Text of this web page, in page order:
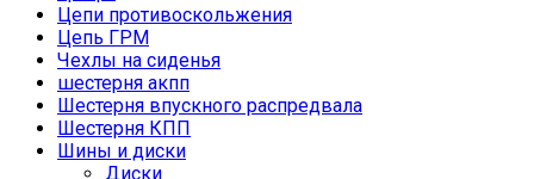
Цепи противоскольжения
Цепь ГРМ
Чехлы на сиденья
шестерня акпп
Шестерня впускного распредвала
Шестерня КПП
Шины и диски
Диски